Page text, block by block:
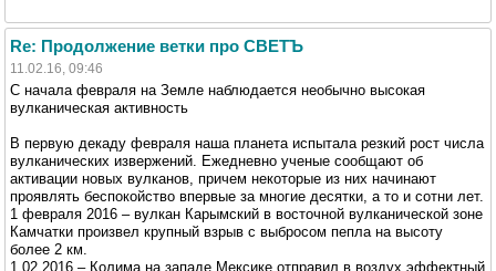
Re: Продолжение ветки про СВЕТЪ
11.02.16, 09:46
С начала февраля на Земле наблюдается необычно высокая
вулканическая активность
В первую декаду февраля наша планета испытала резкий рост числа
вулканических извержений. Ежедневно ученые сообщают об
активации новых вулканов, причем некоторые из них начинают
проявлять беспокойство впервые за многие десятки, а то и сотни лет.
1 февраля 2016 – вулкан Карымский в восточной вулканической зоне
Камчатки произвел крупный взрыв с выбросом пепла на высоту
более 2 км.
1.02.2016 – Колима на западе Мексике отправил в воздух эффектный